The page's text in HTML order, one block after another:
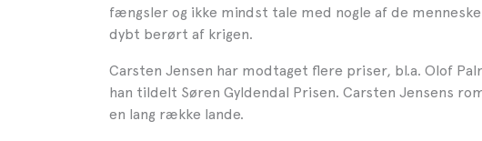
fængsler og ikke mindst tale med nogle af de
dybt berørt af krigen.
Carsten Jensen har modtaget flere priser, bl.a. Olof
han tildelt Søren Gyldendal Prisen. Carsten Jensens
en lang række lande.